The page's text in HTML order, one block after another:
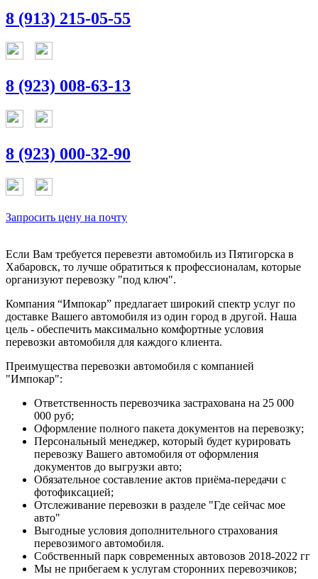
8 (913) 215-05-55
8 (923) 008-63-13
8 (923) 000-32-90
Запросить цену на почту
Если Вам требуется перевезти автомобиль из Пятигорска в
Хабаровск, то лучше обратиться к профессионалам, которые
организуют перевозку "под ключ".
Компания “Импокар” предлагает широкий спектр услуг по
доставке Вашего автомобиля из один город в другой. Наша
цель - обеспечить максимально комфортные условия
перевозки автомобиля для каждого клиента.
Преимущества перевозки автомобиля с компанией
"Импокар":
Ответственность перевозчика застрахована на 25 000
000 руб;
Оформление полного пакета документов на перевозку;
Персональный менеджер, который будет курировать
перевозку Вашего автомобиля от оформления
документов до выгрузки авто;
Обязательное составление актов приёма-передачи с
фотофиксацией;
Отслеживание перевозки в разделе "Где сейчас мое
авто"
Выгодные условия дополнительного страхования
перевозимого автомобиля.
Собственный парк современных автовозов 2018-2022 гг
Мы не прибегаем к услугам сторонних перевозчиков;